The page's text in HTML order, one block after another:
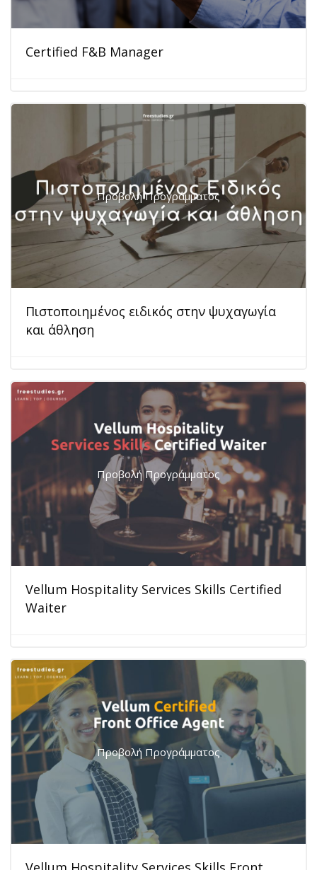
Certified F&B Manager
Προβολή Προγράμματος
Πιστοποιημένος ειδικός στην ψυχαγωγία
και άθληση
Προβολή Προγράμματος
Vellum Hospitality Services Skills Certified
Waiter
Προβολή Προγράμματος